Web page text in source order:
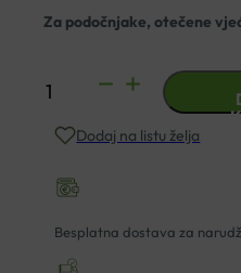
Za podočnjake, otečene
MEDOBALM
15MLDodaj na listu želja
Besplatna dostava za